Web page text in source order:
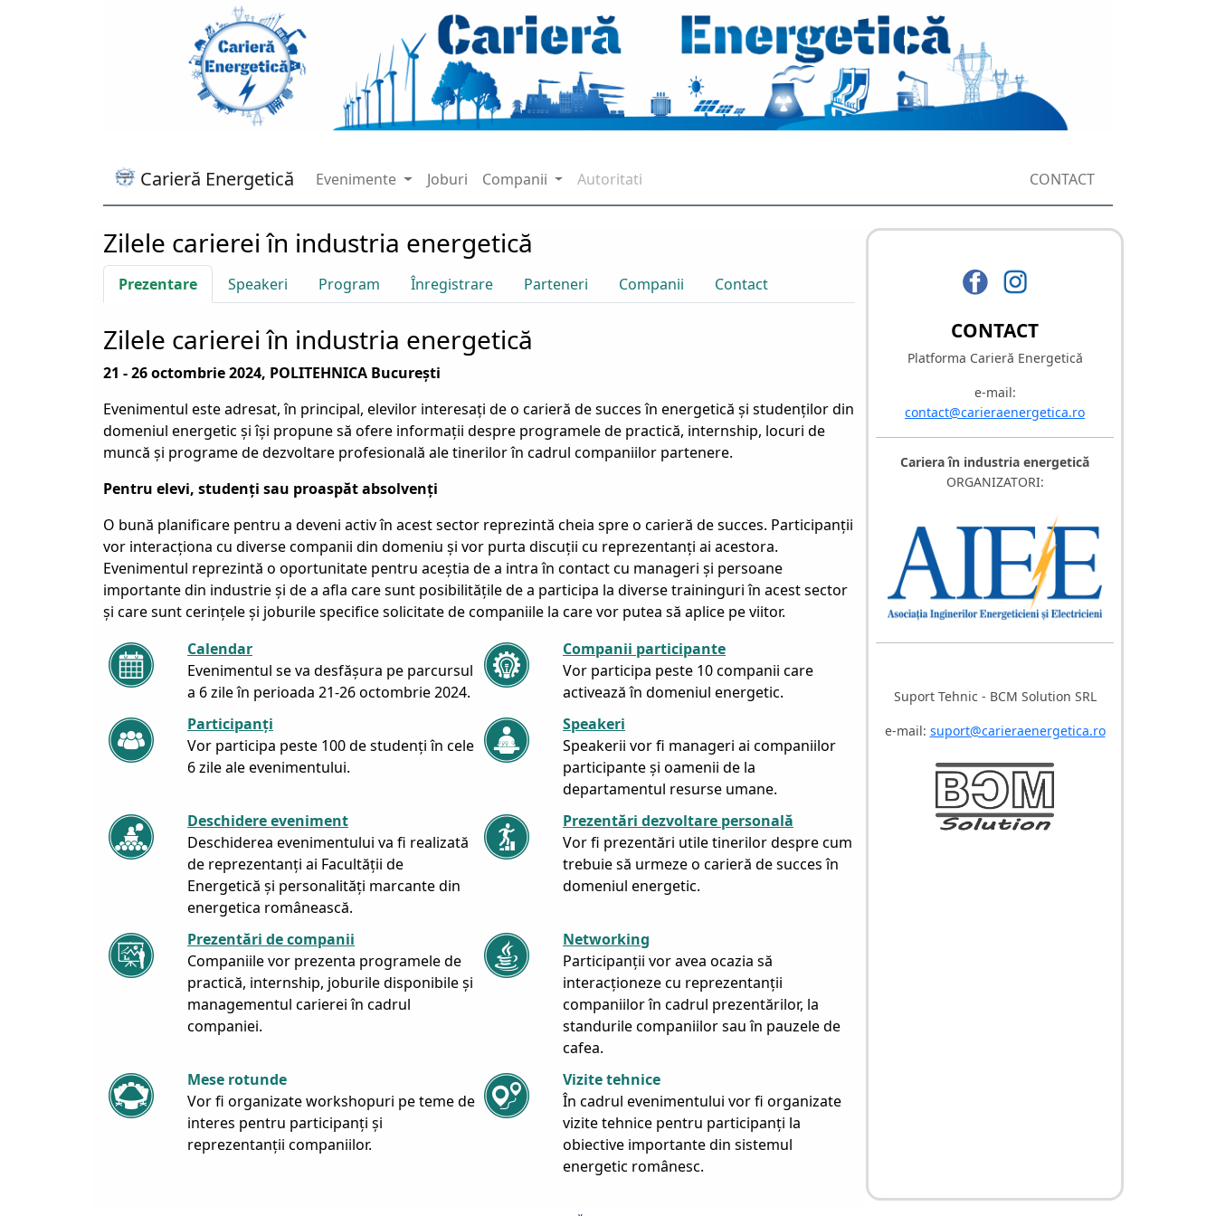
Carieră Energetică Evenimente Joburi Companii Autoritati CONTACT
Zilele carierei în industria energetică
Prezentare Speakeri Program Înregistrare Parteneri Companii Contact
Zilele carierei în industria energetică
21 - 26 octombrie 2024, POLITEHNICA București
Evenimentul este adresat, în principal, elevilor interesați de o carieră de succes în energetică și studenților din
domeniul energetic și își propune să ofere informații despre programele de practică, internship, locuri de
muncă și programe de dezvoltare profesională ale tinerilor în cadrul companiilor partenere.
Pentru elevi, studenți sau proaspăt absolvenți
O bună planificare pentru a deveni activ în acest sector reprezintă cheia spre o carieră de succes. Participanții
vor interacționa cu diverse companii din domeniu și vor purta discuții cu reprezentanți ai acestora.
Evenimentul reprezintă o oportunitate pentru aceștia de a intra în contact cu manageri și persoane
importante din industrie și de a afla care sunt posibilitățile de a participa la diverse traininguri în acest sector
și care sunt cerințele și joburile specifice solicitate de companiile la care vor putea să aplice pe viitor.
Calendar
Evenimentul se va desfășura pe parcursul
a 6 zile în perioada 21-26 octombrie 2024.
Companii participante
Vor participa peste 10 companii care
activează în domeniul energetic.
Participanți
Vor participa peste 100 de studenți în cele
6 zile ale evenimentului.
Speakeri
Speakerii vor fi manageri ai companiilor
participante și oamenii de la
departamentul resurse umane.
Deschidere eveniment
Deschiderea evenimentului va fi realizată
de reprezentanți ai Facultății de
Energetică și personalități marcante din
energetica românească.
Prezentări dezvoltare personală
Vor fi prezentări utile tinerilor despre cum
trebuie să urmeze o carieră de succes în
domeniul energetic.
Prezentări de companii
Companiile vor prezenta programele de
practică, internship, joburile disponibile și
managementul carierei în cadrul
companiei.
Networking
Participanții vor avea ocazia să
interacționeze cu reprezentanții
companiilor în cadrul prezentărilor, la
standurile companiilor sau în pauzele de
cafea.
Mese rotunde
Vor fi organizate workshopuri pe teme de
interes pentru participanți și
reprezentanții companiilor.
Vizite tehnice
În cadrul evenimentului vor fi organizate
vizite tehnice pentru participanți la
obiective importante din sistemul
energetic românesc.
CONTACT
Platforma Carieră Energetică
e-mail:
contact@carieraenergetica.ro
Cariera în industria energetică
ORGANIZATORI:
Suport Tehnic - BCM Solution SRL
e-mail: suport@carieraenergetica.ro